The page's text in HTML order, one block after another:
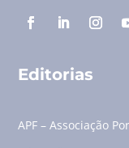
Editorias
APF – Associação